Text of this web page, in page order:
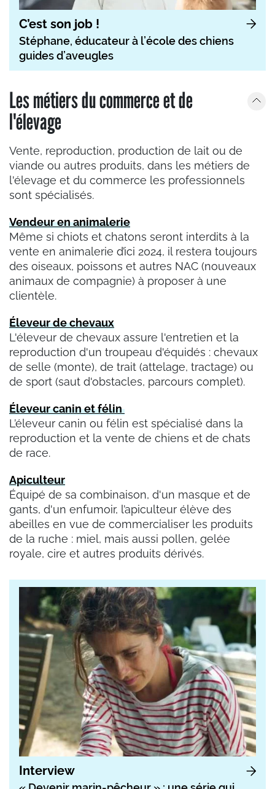
C’est son job !
Stéphane, éducateur à l’école des chiens
guides d’aveugles
Les métiers du commerce et de
l'élevage
Vente, reproduction, production de lait ou de
viande ou autres produits, dans les métiers de
l'élevage et du commerce les professionnels
sont spécialisés.
Vendeur en animalerie
Même si chiots et chatons seront interdits à la
vente en animalerie d’ici 2024, il restera toujours
des oiseaux, poissons et autres NAC (nouveaux
animaux de compagnie) à proposer à une
clientèle.
Éleveur de chevaux
L'éleveur de chevaux assure l'entretien et la
reproduction d'un troupeau d'équidés : chevaux
de selle (monte), de trait (attelage, tractage) ou
de sport (saut d'obstacles, parcours complet).
Éleveur canin et félin
L’éleveur canin ou félin est spécialisé dans la
reproduction et la vente de chiens et de chats
de race.
Apiculteur
Équipé de sa combinaison, d'un masque et de
gants, d'un enfumoir, l’apiculteur élève des
abeilles en vue de commercialiser les produits
de la ruche : miel, mais aussi pollen, gelée
royale, cire et autres produits dérivés.
Interview